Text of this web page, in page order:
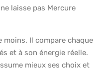
laisse pas Mercure
moins. Il compare chaque
et à son énergie réelle.
mieux ses choix et